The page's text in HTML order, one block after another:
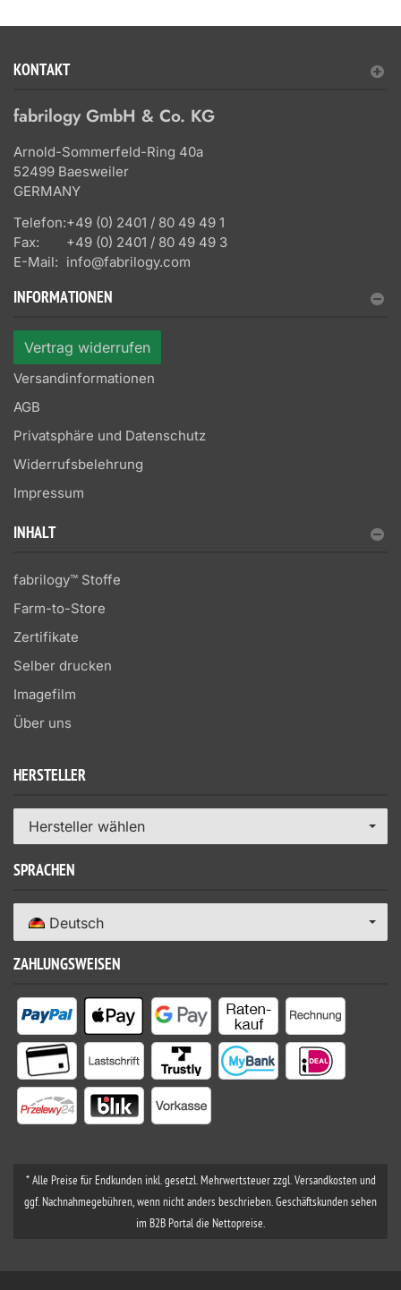
KONTAKT
fabrilogy GmbH & Co. KG
Arnold-Sommerfeld-Ring 40a
52499 Baesweiler
GERMANY
Telefon:+49 (0) 2401 / 80 49 49 1
Fax:
+49 (0) 2401 / 80 49 49 3
E-Mail: info@fabrilogy.com
INFORMATIONEN
Vertrag widerrufen
Versandinformationen
AGB
Privatsphäre und Datenschutz
Widerrufsbelehrung
Impressum
INHALT
fabrilogy™ Stoffe
Farm-to-Store
Zertifikate
Selber drucken
Imagefilm
Über uns
HERSTELLER
Hersteller wählen
SPRACHEN
Deutsch
ZAHLUNGSWEISEN
* Alle Preise für Endkunden inkl. gesetzl. Mehrwertsteuer zzgl. Versandkosten und
ggf. Nachnahmegebühren, wenn nicht anders beschrieben. Geschäftskunden sehen
im B2B Portal die Nettopreise.